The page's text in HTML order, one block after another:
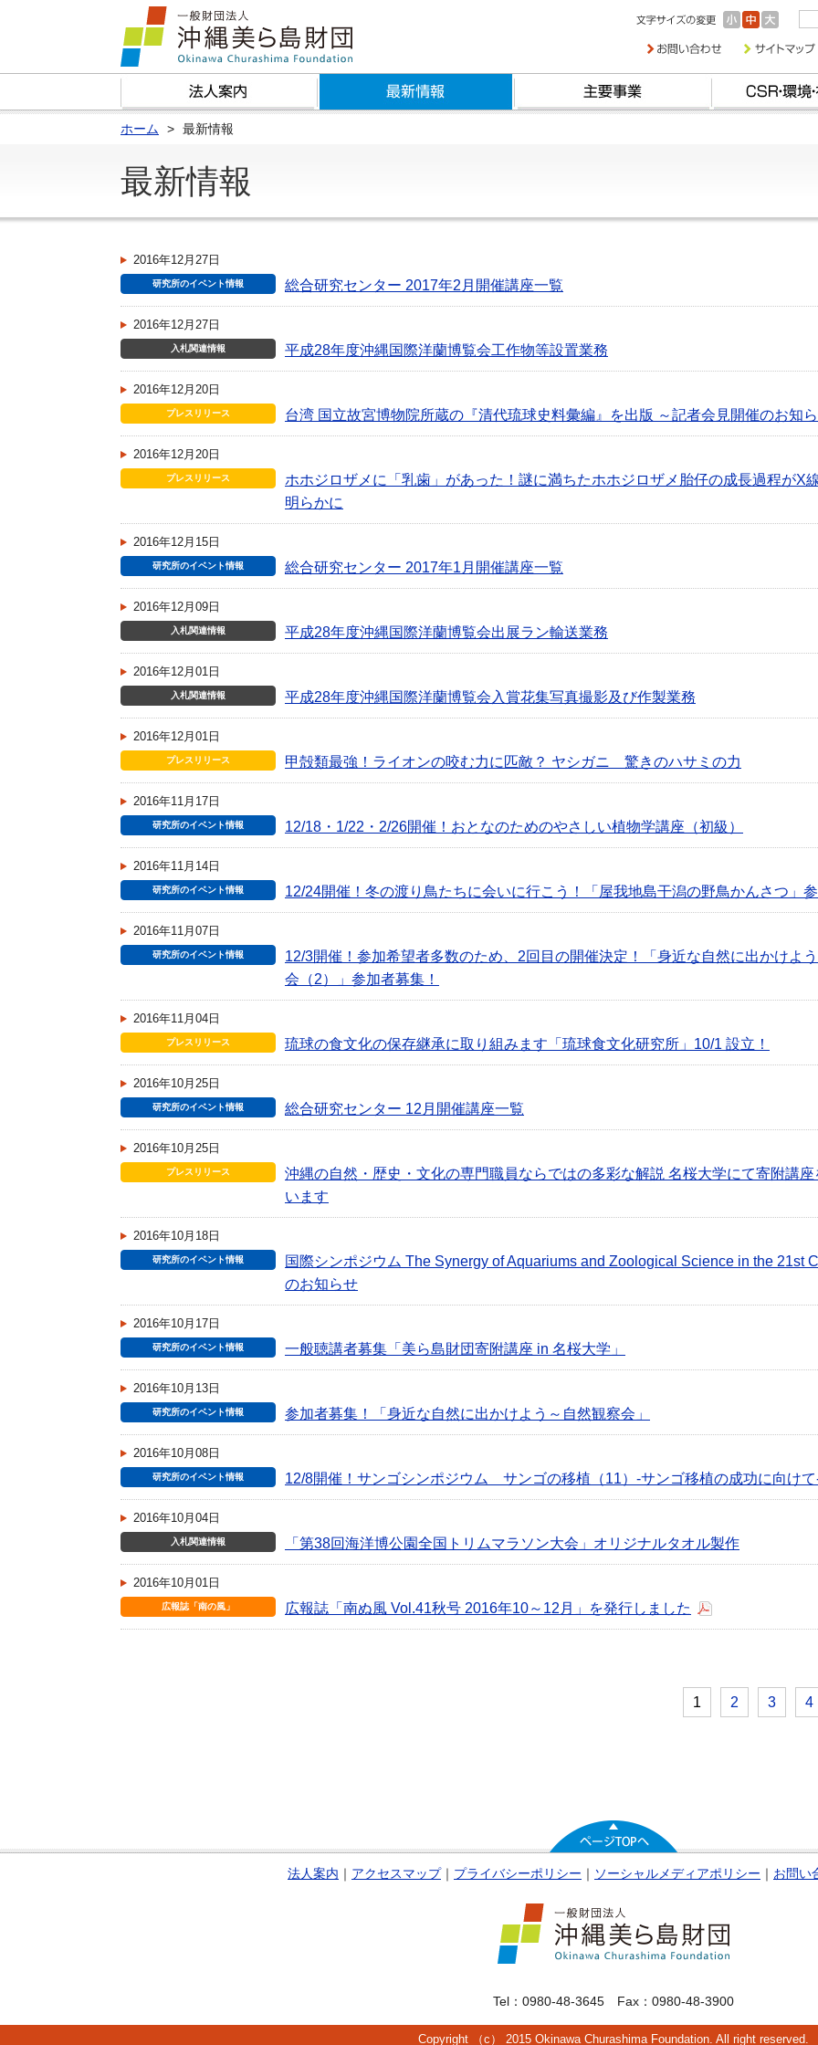
ホーム 最新情報
最新情報
2016年12月27日
研究所のイベント情報 総合研究センター 2017年2月開催講座一覧
2016年12月27日
入札関連情報 平成28年度沖縄国際洋蘭博覧会工作物等設置業務
2016年12月20日
プレスリリース 台湾 国立故宮博物院所蔵の『清代琉球史料彙編』を出版 ～記者会見開催のお知
2016年12月20日
プレスリリース
ホホジロザメに「乳歯」があった！謎に満ちたホホジロザメ胎仔の成長過程がX
明らかに
2016年12月15日
研究所のイベント情報 総合研究センター 2017年1月開催講座一覧
2016年12月09日
入札関連情報 平成28年度沖縄国際洋蘭博覧会出展ラン輸送業務
2016年12月01日
入札関連情報 平成28年度沖縄国際洋蘭博覧会入賞花集写真撮影及び作製業務
2016年12月01日
プレスリリース 甲殻類最強！ライオンの咬む力に匹敵？ ヤシガニ 驚きのハサミの力
2016年11月17日
研究所のイベント情報 12/18・1/22・2/26開催！おとなのためのやさしい植物学講座（初級）
2016年11月14日
研究所のイベント情報 12/24開催！冬の渡り鳥たちに会いに行こう！「屋我地島干潟の野鳥かんさつ」参
2016年11月07日
研究所のイベント情報
12/3開催！参加希望者多数のため、2回目の開催決定！「身近な自然に出かけよ
会（2）」参加者募集！
2016年11月04日
プレスリリース 琉球の食文化の保存継承に取り組みます「琉球食文化研究所」10/1 設立！
2016年10月25日
研究所のイベント情報 総合研究センター 12月開催講座一覧
2016年10月25日
プレスリリース
沖縄の自然・歴史・文化の専門職員ならではの多彩な解説 名桜大学にて寄附講座
います
2016年10月18日
研究所のイベント情報
国際シンポジウム The Synergy of Aquariums and Zoological Science in the 21st
のお知らせ
2016年10月17日
研究所のイベント情報 一般聴講者募集「美ら島財団寄附講座 in 名桜大学」
2016年10月13日
研究所のイベント情報 参加者募集！「身近な自然に出かけよう～自然観察会」
2016年10月08日
研究所のイベント情報 12/8開催！サンゴシンポジウム サンゴの移植（11）-サンゴ移植の成功に向け
2016年10月04日
入札関連情報 「第38回海洋博公園全国トリムマラソン大会」オリジナルタオル製作
2016年10月01日
広報誌「南の風」 広報誌「南ぬ風 Vol.41秋号 2016年10～12月」を発行しました
1 2 3 4
法人案内 ｜ アクセスマップ｜ プライバシーポリシー ｜ ソーシャルメディアポリシー ｜ お問い
Tel：0980-48-3645 Fax：0980-48-3900
Copyright （c） 2015 Okinawa Churashima Foundation. All right reserved.